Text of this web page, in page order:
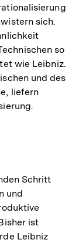
sich.
so
wie Leibniz.
und des
liefern
Schritt
und
ist
Leibniz